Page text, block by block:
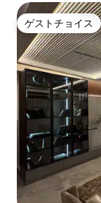
ゲストチョイス
ゲストチョイス